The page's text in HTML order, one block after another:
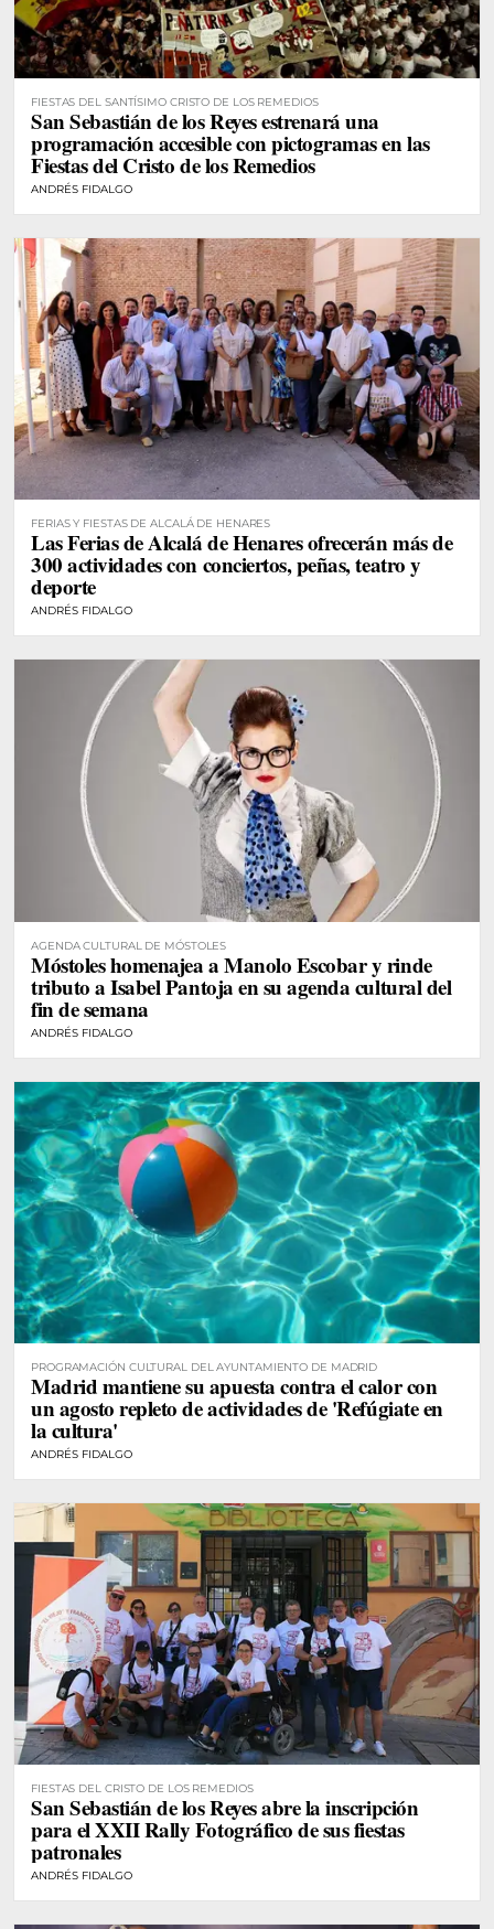
FIESTAS DEL SANTÍSIMO CRISTO DE LOS REMEDIOS
San Sebastián de los Reyes estrenará una
programación accesible con pictogramas en las
Fiestas del Cristo de los Remedios
ANDRÉS FIDALGO
FERIAS Y FIESTAS DE ALCALÁ DE HENARES
Las Ferias de Alcalá de Henares ofrecerán más de
300 actividades con conciertos, peñas, teatro y
deporte
ANDRÉS FIDALGO
AGENDA CULTURAL DE MÓSTOLES
Móstoles homenajea a Manolo Escobar y rinde
tributo a Isabel Pantoja en su agenda cultural del
fin de semana
ANDRÉS FIDALGO
PROGRAMACIÓN CULTURAL DEL AYUNTAMIENTO DE MADRID
Madrid mantiene su apuesta contra el calor con
un agosto repleto de actividades de 'Refúgiate en
la cultura'
ANDRÉS FIDALGO
FIESTAS DEL CRISTO DE LOS REMEDIOS
San Sebastián de los Reyes abre la inscripción
para el XXII Rally Fotográfico de sus fiestas
patronales
ANDRÉS FIDALGO